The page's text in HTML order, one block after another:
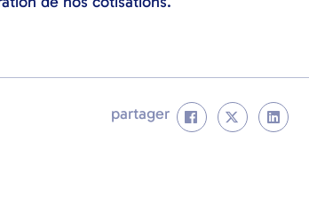
partager